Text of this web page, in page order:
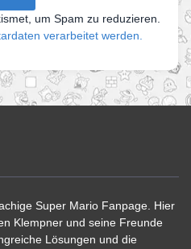
um Spam zu reduzieren.
verarbeitet werden.
Super Mario Fanpage. Hier
Klempner und seine Freunde
Lösungen und die